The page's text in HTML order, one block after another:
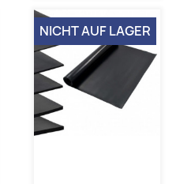
NICHT AUF LAGER